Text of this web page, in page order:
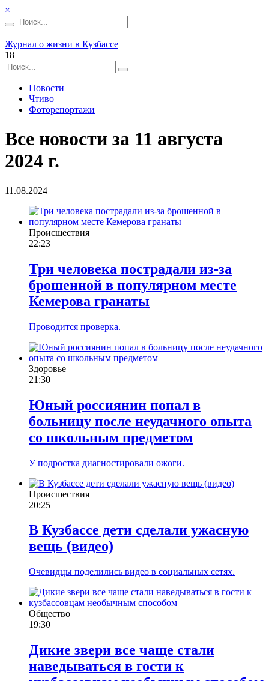
×
Журнал о жизни в Кузбассе
18+
Новости
Чтиво
Фоторепортажи
Все новости за 11 августа
2024 г.
11.08.2024
Происшествия
22:23
Три человека пострадали из-за
брошенной в популярном месте
Кемерова гранаты
Проводится проверка.
Здоровье
21:30
Юный россиянин попал в
больницу после неудачного опыта
со школьным предметом
У подростка диагностировали ожоги.
Происшествия
20:25
В Кузбассе дети сделали ужасную
вещь (видео)
Очевидцы поделились видео в социальных сетях.
Общество
19:30
Дикие звери все чаще стали
наведываться в гости к